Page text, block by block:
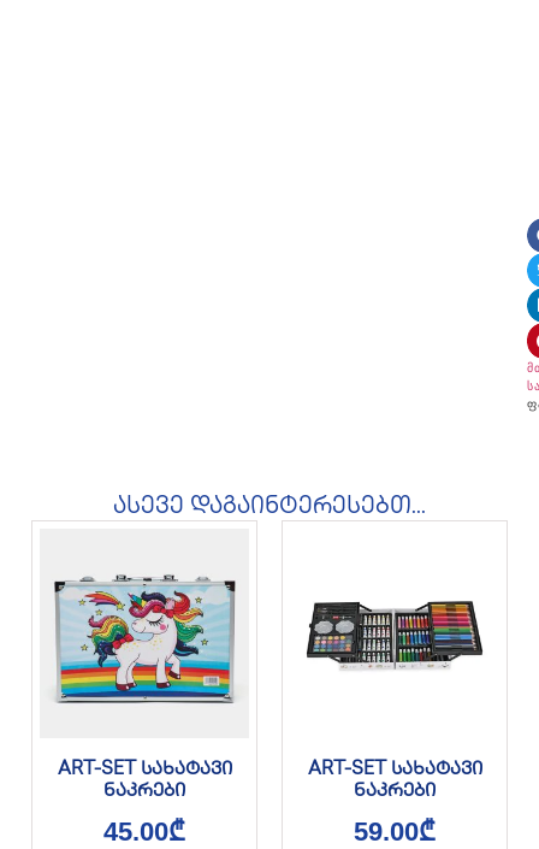
ასევე დაგაინტერესებთ...
ART-SET სახატავი
ნაკრები
45.00₾
ART-SET სახატავი
ნაკრები
59.00₾